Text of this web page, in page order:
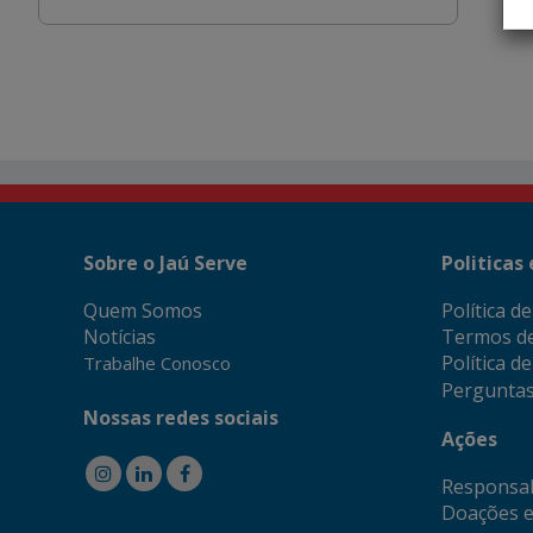
Sobre o Jaú Serve
Quem Somos
Notícias
Trabalhe Conosco
Nossas redes sociais
Politicas
Política
Termos
Política
Ações
Doações